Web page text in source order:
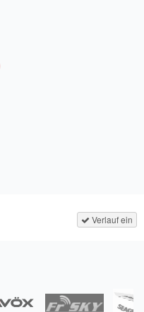
Verlauf ein